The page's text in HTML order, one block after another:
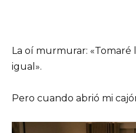
La oí murmurar: «Tomaré
igual».
Pero cuando abrió mi